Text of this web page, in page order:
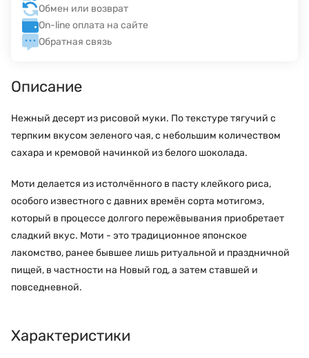
Обмен или возврат
On-line оплата на сайте
Обратная связь
Описание
Нежный десерт из рисовой муки. По текстуре тягучий с
терпким вкусом зеленого чая, с небольшим количеством
сахара и кремовой начинкой из белого шоколада.
Моти делается из истолчённого в пасту клейкого риса,
особого известного с давних времён сорта мотигомэ,
который в процессе долгого пережёвывания приобретает
сладкий вкус. Моти - это традиционное японское
лакомство, ранее бывшее лишь ритуальной и праздничной
пищей, в частности на Новый год, а затем ставшей и
повседневной.
Характеристики